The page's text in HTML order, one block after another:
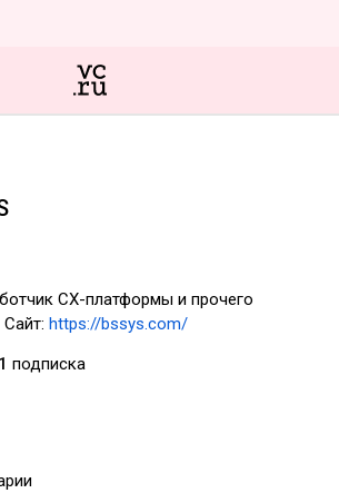
CX-платформы и прочего
https://bssys.com/
1 подписка